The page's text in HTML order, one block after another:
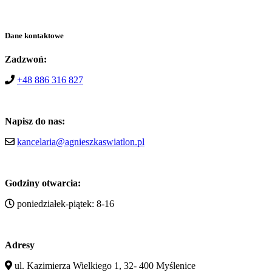
Dane kontaktowe
Zadzwoń:
+48 886 316 827
Napisz do nas:
kancelaria@agnieszkaswiatlon.pl
Godziny otwarcia:
poniedziałek-piątek: 8-16
Adresy
ul. Kazimierza Wielkiego 1, 32- 400 Myślenice